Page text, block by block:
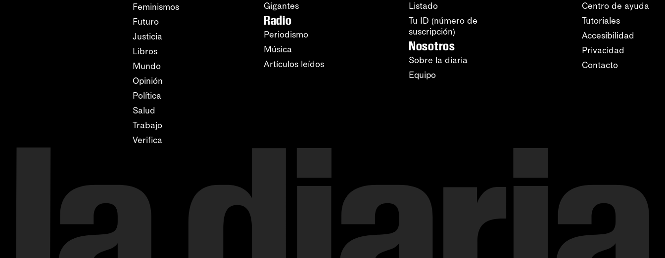
Feminismos
Futuro
Justicia
Libros
Mundo
Opinión
Política
Salud
Trabajo
Verifica
Gigantes
Radio
Periodismo
Música
Artículos leídos
Listado
Tu ID (número de
suscripción)
Nosotros
Sobre la diaria
Equipo
Centro de ayuda
Tutoriales
Accesibilidad
Privacidad
Contacto